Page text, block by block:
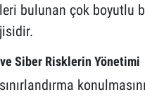
bulunan çok boyutlu
Siber Risklerin Yönetimi